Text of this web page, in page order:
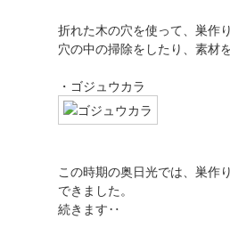
折れた木の穴を使って、巣作
穴の中の掃除をしたり、素材
・ゴジュウカラ
この時期の奥日光では、巣作
できました。
続きます‥